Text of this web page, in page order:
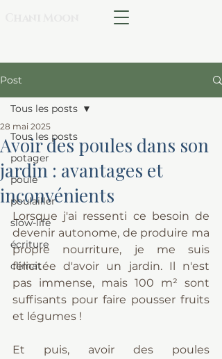
Post
Tous les posts
potager
poule
poulailler
slow-life
écriture
climat
Tous les posts
Avoir des poules dans son
jardin : avantages et
inconvénients
28 mai 2025
Lorsque j'ai ressenti ce besoin de
devenir autonome, de produire ma
propre nourriture, je me suis
félicitée d'avoir un jardin. Il n'est
pas immense, mais 100 m² sont
suffisants pour faire pousser fruits
et légumes !
Et puis, avoir des poules